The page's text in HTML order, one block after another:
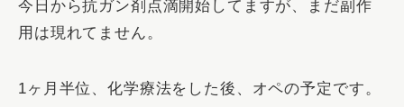
今日から抗ガン剤点滴開始してますが、まだ副作
用は現れてません。
1ヶ月半位、化学療法をした後、オペの予定です。